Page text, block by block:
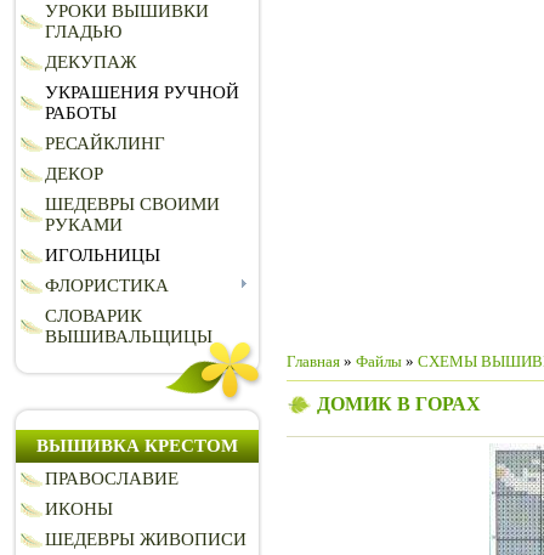
УРОКИ ВЫШИВКИ
ГЛАДЬЮ
ДЕКУПАЖ
УКРАШЕНИЯ РУЧНОЙ
РАБОТЫ
РЕСАЙКЛИНГ
ДЕКОР
ШЕДЕВРЫ СВОИМИ
РУКАМИ
ИГОЛЬНИЦЫ
ФЛОРИСТИКА
СЛОВАРИК
ВЫШИВАЛЬЩИЦЫ
ВЫШИВКА КРЕСТОМ
ПРАВОСЛАВИЕ
ИКОНЫ
ШЕДЕВРЫ ЖИВОПИСИ
Главная » Файлы » СХЕМЫ
ДОМИК В ГОРАХ